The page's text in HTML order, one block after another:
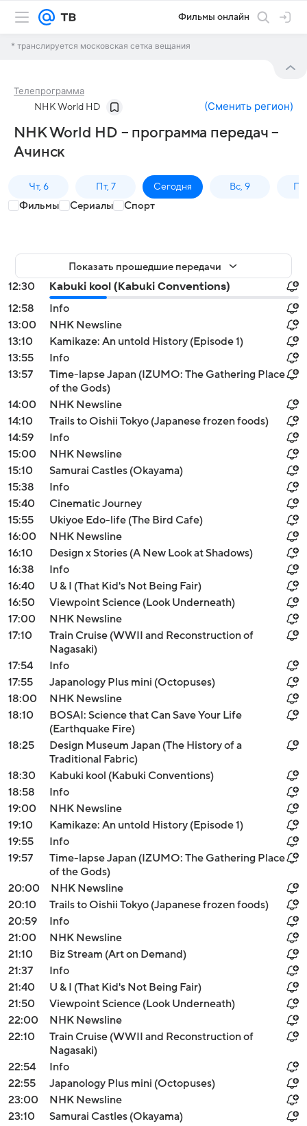
Фильмы онлайн
* транслируется московская сетка вещания
Телепрограмма
NHK World HD (Сменить регион)
NHK World HD – программа передач –
Ачинск
Чт, 6 Пт, 7 Сегодня Вс, 9
Фильмы Сериалы Спорт
Показать прошедшие передачи
12:30
Kabuki kool (Kabuki Conventions)
12:58
Info
13:00
NHK Newsline
13:10
Kamikaze: An untold History (Episode 1)
13:55
Info
13:57
Time-lapse Japan (IZUMO: The Gathering Place
of the Gods)
14:00
NHK Newsline
14:10
Trails to Oishii Tokyo (Japanese frozen foods)
14:59
Info
15:00
NHK Newsline
15:10
Samurai Castles (Okayama)
15:38
Info
15:40
Cinematic Journey
15:55
Ukiyoe Edo-life (The Bird Cafe)
16:00
NHK Newsline
16:10
Design x Stories (A New Look at Shadows)
16:38
Info
16:40
U & I (That Kid's Not Being Fair)
16:50
Viewpoint Science (Look Underneath)
17:00
NHK Newsline
17:10
Train Cruise (WWII and Reconstruction of
Nagasaki)
17:54
Info
17:55
Japanology Plus mini (Octopuses)
18:00
NHK Newsline
18:10
BOSAI: Science that Can Save Your Life
(Earthquake Fire)
18:25
Design Museum Japan (The History of a
Traditional Fabric)
18:30
Kabuki kool (Kabuki Conventions)
18:58
Info
19:00
NHK Newsline
19:10
Kamikaze: An untold History (Episode 1)
19:55
Info
19:57
Time-lapse Japan (IZUMO: The Gathering Place
of the Gods)
20:00
NHK Newsline
20:10
Trails to Oishii Tokyo (Japanese frozen foods)
20:59
Info
21:00
NHK Newsline
21:10
Biz Stream (Art on Demand)
21:37
Info
21:40
U & I (That Kid's Not Being Fair)
21:50
Viewpoint Science (Look Underneath)
22:00
NHK Newsline
22:10
Train Cruise (WWII and Reconstruction of
Nagasaki)
22:54
Info
22:55
Japanology Plus mini (Octopuses)
23:00
NHK Newsline
23:10
Samurai Castles (Okayama)